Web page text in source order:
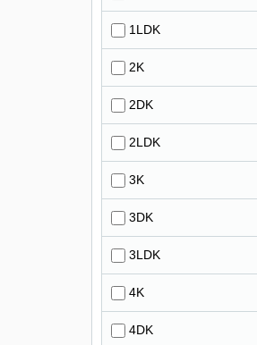
1LDK
2K
2DK
2LDK
3K
3DK
3LDK
4K
4DK